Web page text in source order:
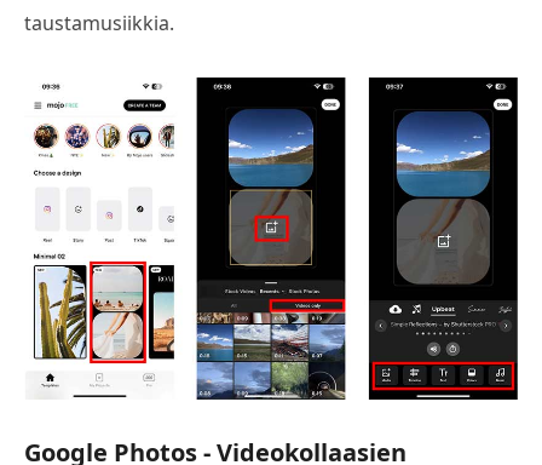
taustamusiikkia.
Google Photos - Videokollaasien